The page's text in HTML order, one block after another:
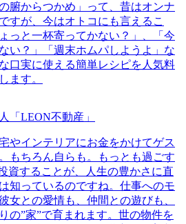
腑からつかめ」って、昔はオンナ
すが、今はオトコにも言えるこ
っと一杯寄ってかない？」、「今
い？」「週末ホムパしようよ」な
口実に使える簡単レシピを人気料
ます。
「LEON不動産」
やインテリアにお金をかけてゲス
もちろん自らも。もっとも過ごす
資することが、人生の豊かさに直
知っているのですね。仕事へのモ
女との愛情も、仲間との遊びも、
の”家”で育まれます。世の物件を